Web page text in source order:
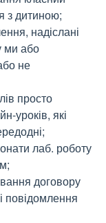
з дитиною;
надіслані
ми або
не
просто
уроків, які
лаб. роботу
договору
повідомлення